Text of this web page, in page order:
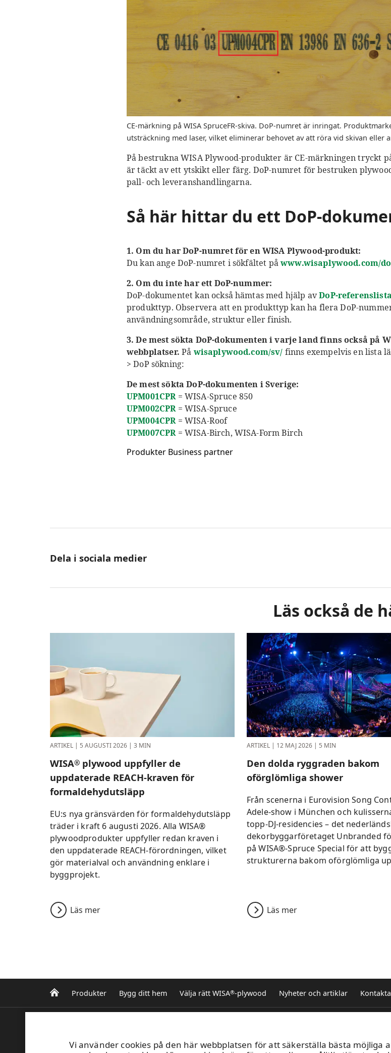
CE-märkning på WISA SpruceFR-skiva. DoP-numret är inringat.
utsträckning med laser, vilket eliminerar behovet av att röra vid skivan eller
På bestrukna WISA Plywood-produkter är CE-märkningen tryckt
är täckt av ett ytskikt eller färg. DoP-numret för bestruken
pall- och leveranshandlingarna.
Så här hittar du ett DoP-
1. Om du har DoP-numret för en WISA Plywood-produkt:
Du kan ange DoP-numret i sökfältet påwww.wisaplywood.com/
2. Om du inte har ett DoP-nummer:
DoP-dokumentet kan också hämtas med hjälp avDoP-
produkttyp. Observera att en produkttyp kan ha flera DoP-
användningsområde, struktur eller finish.
3. De mest sökta DoP-dokumenten i varje land finns också på
webbplatser. På wisaplywood.com/sv/ finns exempelvis en lista
> DoP sökning:
De mest sökta DoP-dokumenten i Sverige:
UPM001CPR= WISA-Spruce 850
UPM002CPR= WISA-Spruce
UPM004CPR= WISA-Roof
UPM007CPR= WISA-Birch, WISA-Form Birch
Produkter Business partner
Dela i sociala medier
Läs också de
ARTIKEL | 5 AUGUSTI 2026 | 3 MIN
WISA® plywood uppfyller de
uppdaterade REACH-kraven för
formaldehydutsläpp
EU:s nya gränsvärden för formaldehydutsläpp
träder i kraft 6 augusti 2026. Alla WISA®
plywoodprodukter uppfyller redan kraven i
den uppdaterade REACH-förordningen, vilket
gör materialval och användning enklare i
byggprojekt.
Läs mer
ARTIKEL | 12 MAJ 2026 | 5 MIN
Den dolda ryggraden bakom
oförglömliga shower
Från scenerna i Eurovision Song
Adele-show i München och
topp-DJ-residencies – det
dekorbyggarföretaget Unbranded
på WISA®-Spruce Special för att
strukturerna bakom oförglömliga
Läs mer
Vi använder cookies på den här webbplatsen för att säkerställa bästa
Produkter Bygg ditt hem Välja rätt WISA®-plywood Nyheter och artiklar Kontakta
P.O. Box 203